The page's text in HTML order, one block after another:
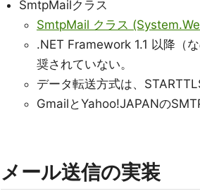
SmtpMailクラス
SmtpMail クラス
.NET Framework 1.1 以降（
奨されていない。
データ転送方式は、
GmailとYahoo!JAPANの
メール送信の実装